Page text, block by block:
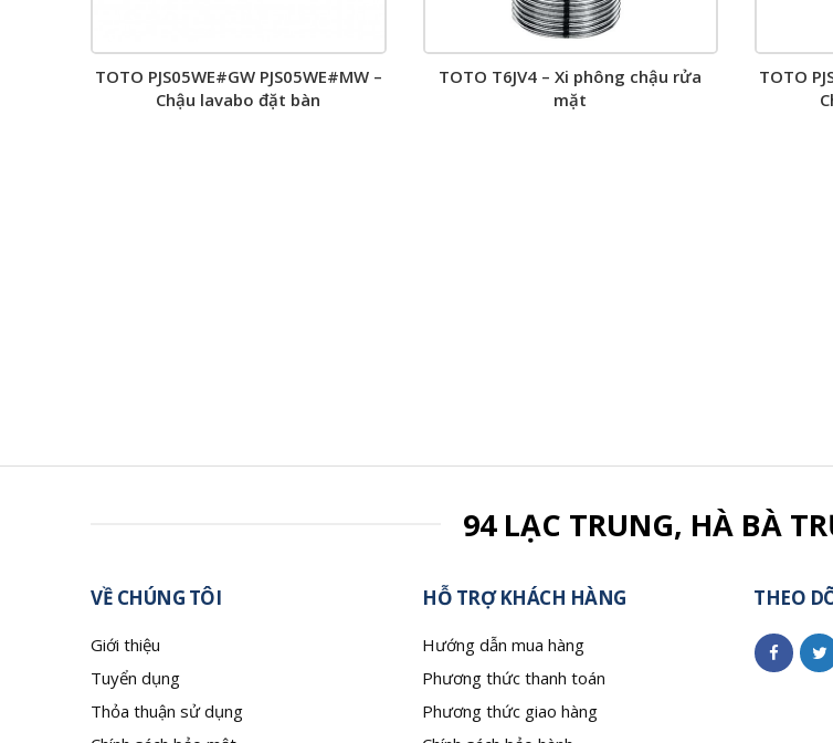
TOTO PJS05WE#GW PJS05WE#MW –
Chậu lavabo đặt bàn
TOTO T6JV4 – Xi phông chậu rửa
mặt
TOTO
94 LẠC TRUNG, HÀ BÀ
VỀ CHÚNG TÔI
Giới thiệu
Tuyển dụng
Thỏa thuận sử dụng
HỖ TRỢ KHÁCH HÀNG
Hướng dẫn mua hàng
Phương thức thanh toán
Phương thức giao hàng
THEO